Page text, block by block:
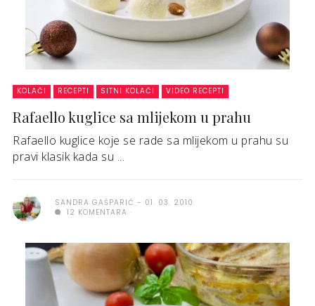
KOLAČI RECEPTI SITNI KOLAČI VIDEO RECEPTI
Rafaello kuglice sa mlijekom u prahu
Rafaello kuglice koje se rade sa mlijekom u prahu su
pravi klasik kada su ...
SANDRA GAŠPARIĆ
01. 03. 2010.
12 KOMENTARA